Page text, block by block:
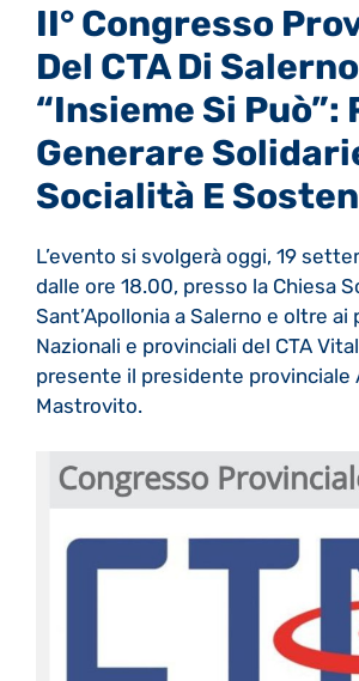
II° Congresso
Del CTA Di
“Insieme Si Può”:
Generare
Socialità E
L’evento si svolgerà oggi, 19
dalle ore 18.00, presso la Chiesa
Sant’Apollonia a Salerno e oltre ai
Nazionali e provinciali del CTA
presente il presidente provinciale
Mastrovito.